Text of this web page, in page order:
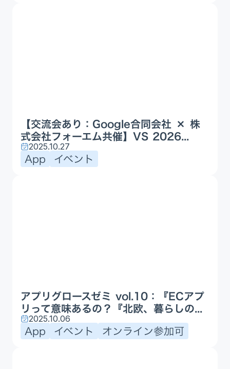
【交流会あり：Google合同会社 × 株
式会社フォーエム共催】VS 2026...
2025.10.27
App イベント
アプリグロースゼミ vol.10：『ECアプ
リって意味あるの？『北欧、暮らしの...
2025.10.06
App イベント オンライン参加可